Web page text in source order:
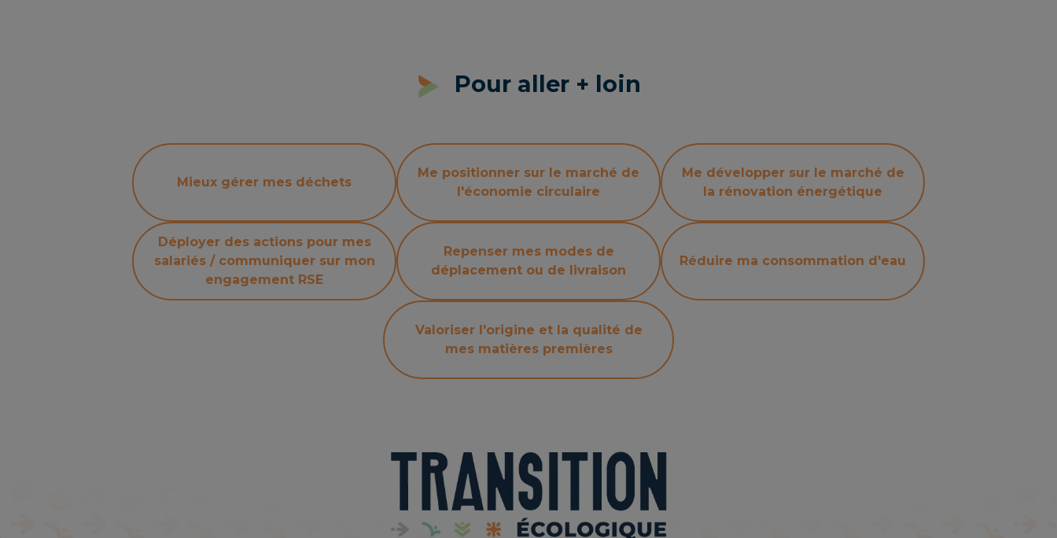
Pour aller + loin
Mieux gérer mes déchets
Me positionner sur le marché de
l'économie circulaire
Me développer sur le marché de
la rénovation énergétique
Déployer des actions pour mes
salariés / communiquer sur mon
engagement RSE
Repenser mes modes de
déplacement ou de livraison
Réduire ma consommation d'eau
Valoriser l'origine et la qualité de
mes matières premières